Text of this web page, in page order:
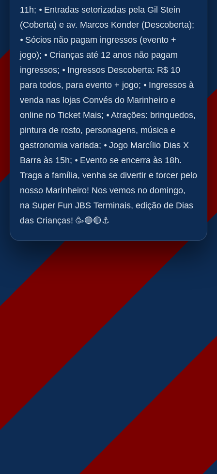
11h; ⦁ Entradas setorizadas pela Gil Stein
(Coberta) e av. Marcos Konder (Descoberta);
⦁ Sócios não pagam ingressos (evento +
jogo); ⦁ Crianças até 12 anos não pagam
ingressos; ⦁ Ingressos Descoberta: R$ 10
para todos, para evento + jogo; ⦁ Ingressos à
venda nas lojas Convés do Marinheiro e
online no Ticket Mais; ⦁ Atrações: brinquedos,
pintura de rosto, personagens, música e
gastronomia variada; ⦁ Jogo Marcílio Dias X
Barra às 15h; ⦁ Evento se encerra às 18h.
Traga a família, venha se divertir e torcer pelo
nosso Marinheiro! Nos vemos no domingo,
na Super Fun JBS Terminais, edição de Dias
das Crianças! 🥳🔵🔴⚓